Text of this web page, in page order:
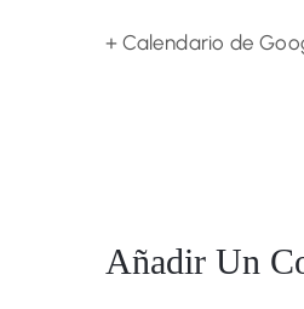
+ Calendario de
Añadir Un